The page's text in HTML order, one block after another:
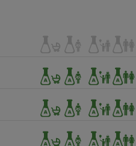
Plaque de cuisson à
induction
Téléphone mobile -
Climatiseur -
Ventilateur